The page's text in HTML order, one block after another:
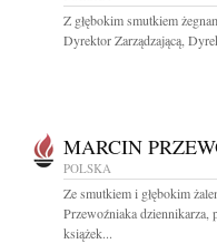
Z głębokim smutkiem
Dyrektor Zarządzającą,
MARCIN
POLSKA
Ze smutkiem i głębokim
Przewoźniaka dziennikarza,
książek...